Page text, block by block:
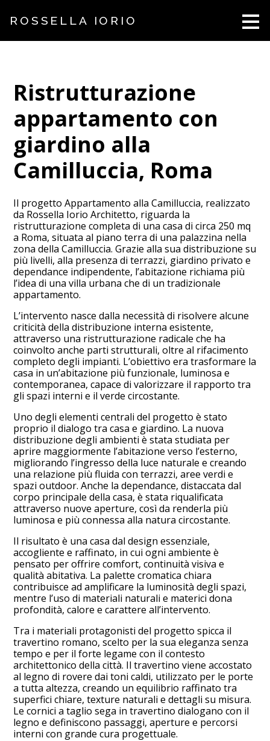
ai
principali
ROSSELLA IORIO
HOME
PROGETTI
Ristrutturazione
appartamento con
giardino alla
Camilluccia, Roma
Il progetto Appartamento alla Camilluccia, realizzato
da Rossella Iorio Architetto, riguarda la
ristrutturazione completa di una casa di circa 250 mq
a Roma, situata al piano terra di una palazzina nella
zona della Camilluccia. Grazie alla sua distribuzione su
più livelli, alla presenza di terrazzi, giardino privato e
dependance indipendente, l’abitazione richiama più
l’idea di una villa urbana che di un tradizionale
appartamento.
L’intervento nasce dalla necessità di risolvere alcune
criticità della distribuzione interna esistente,
attraverso una ristrutturazione radicale che ha
coinvolto anche parti strutturali, oltre al rifacimento
completo degli impianti. L’obiettivo era trasformare la
casa in un’abitazione più funzionale, luminosa e
contemporanea, capace di valorizzare il rapporto tra
gli spazi interni e il verde circostante.
Uno degli elementi centrali del progetto è stato
proprio il dialogo tra casa e giardino. La nuova
distribuzione degli ambienti è stata studiata per
aprire maggiormente l’abitazione verso l’esterno,
migliorando l’ingresso della luce naturale e creando
una relazione più fluida con terrazzi, aree verdi e
spazi outdoor. Anche la dependance, distaccata dal
corpo principale della casa, è stata riqualificata
attraverso nuove aperture, così da renderla più
luminosa e più connessa alla natura circostante.
Il risultato è una casa dal design essenziale,
accogliente e raffinato, in cui ogni ambiente è
pensato per offrire comfort, continuità visiva e
qualità abitativa. La palette cromatica chiara
contribuisce ad amplificare la luminosità degli spazi,
mentre l’uso di materiali naturali e materici dona
profondità, calore e carattere all’intervento.
Tra i materiali protagonisti del progetto spicca il
travertino romano, scelto per la sua eleganza senza
tempo e per il forte legame con il contesto
architettonico della città. Il travertino viene accostato
al legno di rovere dai toni caldi, utilizzato per le porte
a tutta altezza, creando un equilibrio raffinato tra
superfici chiare, texture naturali e dettagli su misura.
Le cornici a taglio sega in travertino dialogano con il
legno e definiscono passaggi, aperture e percorsi
interni con grande cura progettuale.